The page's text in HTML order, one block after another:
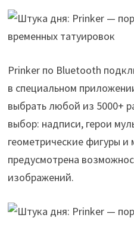
Prinker по Bluetooth
в специальном
выбрать любой из 5000+
выбор: надписи, герои
геометрические фигуры и
предусмотрена
изображений.